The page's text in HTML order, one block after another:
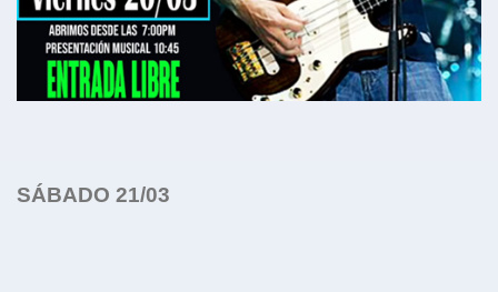
SÁBADO 21/03